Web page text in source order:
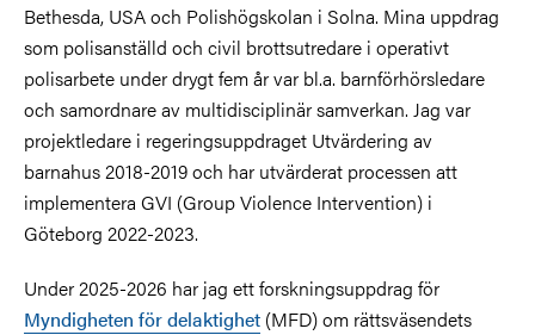
Bethesda, USA och Polishögskolan i Solna. Mina uppdrag
som polisanställd och civil brottsutredare i operativt
polisarbete under drygt fem år var bl.a. barnförhörsledare
och samordnare av multidisciplinär samverkan. Jag var
projektledare i regeringsuppdraget Utvärdering av
barnahus 2018-2019 och har utvärderat processen att
implementera GVI (Group Violence Intervention) i
Göteborg 2022-2023.
Under 2025-2026 har jag ett forskningsuppdrag för
Myndigheten för delaktighet (MFD) om rättsväsendets